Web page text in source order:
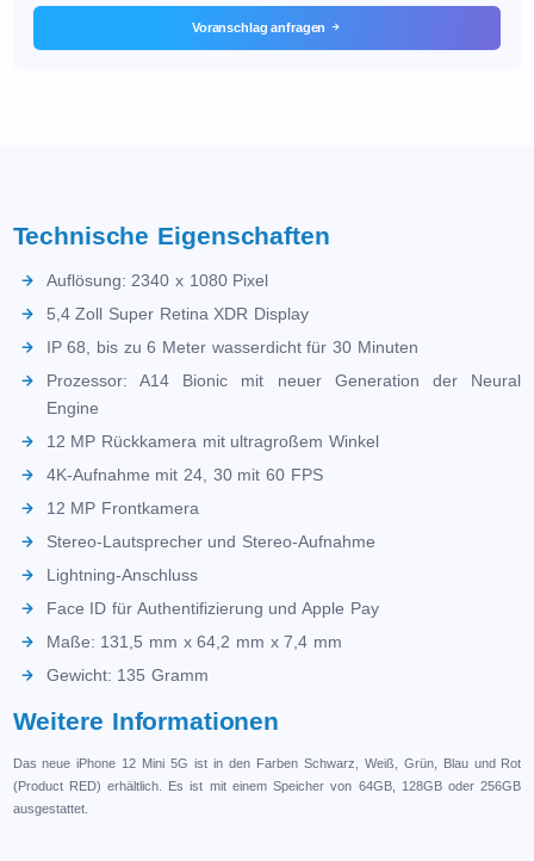
Voranschlag anfragen
Technische Eigenschaften
Auflösung: 2340 x 1080 Pixel
5,4 Zoll Super Retina XDR Display
IP 68, bis zu 6 Meter wasserdicht für 30 Minuten
Prozessor: A14 Bionic mit neuer Generation der Neural
Engine
12 MP Rückkamera mit ultragroßem Winkel
4K-Aufnahme mit 24, 30 mit 60 FPS
12 MP Frontkamera
Stereo-Lautsprecher und Stereo-Aufnahme
Lightning-Anschluss
Face ID für Authentifizierung und Apple Pay
Maße: 131,5 mm x 64,2 mm x 7,4 mm
Gewicht: 135 Gramm
Weitere Informationen
Das neue iPhone 12 Mini 5G ist in den Farben Schwarz, Weiß, Grün, Blau und Rot
(Product RED) erhältlich. Es ist mit einem Speicher von 64GB, 128GB oder 256GB
ausgestattet.